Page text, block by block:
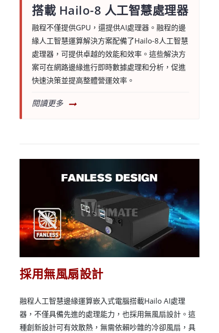
搭載 Hailo-8 人工智慧處理器
融程不僅提供GPU，還提供AI處理器。融程的邊
緣人工智慧運算解決方案配備了Hailo-8人工智慧
處理器，可提供卓越的效能和效率。這些解決方
案可在網路邊緣進行即時數據處理和分析，促進
快速決策並提高整體營運效率。
閱讀更多
採用無風扇設計
融程人工智慧邊緣運算嵌入式電腦搭載Hailo AI處理
器，不僅具備先進的處理能力，也採用無風扇設計。這
種創新設計可有效散熱，無需依賴吵雜的冷卻風扇，具